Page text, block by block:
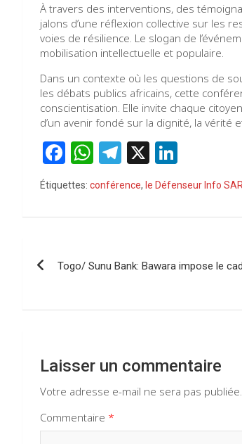
À travers des interventions, des
jalons d’une réflexion collective sur les
voies de résilience. Le slogan de
mobilisation intellectuelle et populaire.
Dans un contexte où les questions de
les débats publics africains, cette
conscientisation. Elle invite chaque
d’un avenir fondé sur la dignité, la vérité
F
a
ce
b
o
W
at
s
p
T
e
gr
m
X
ke
dI
Étiquettes: conférence, le Défenseur Info
l’article
Togo/ Sunu Bank: Bawara impose le
Laisser un commentaire
Votre adresse e-mail ne sera pas publiée.
Commentaire *